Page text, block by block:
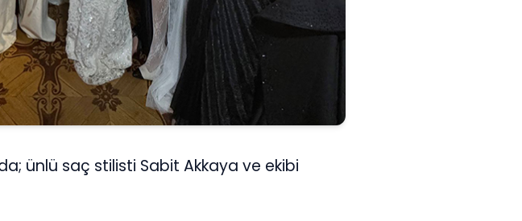
ünlü saç stilisti Sabit Akkaya ve ekibi